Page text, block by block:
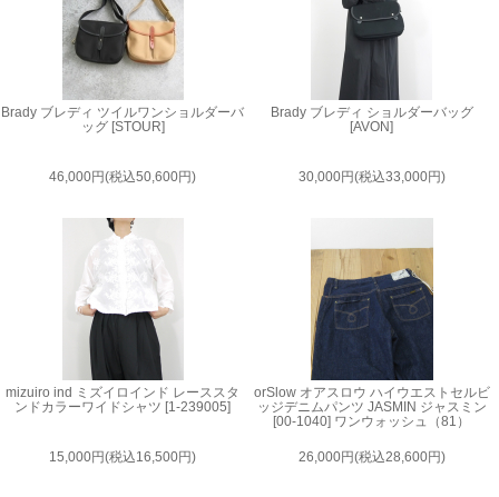
Brady ブレディ ツイルワンショルダーバ
ッグ [STOUR]
46,000円(税込50,600円)
Brady ブレディ ショルダーバッグ
[AVON]
30,000円(税込33,000円)
mizuiro ind ミズイロインド レーススタ
ンドカラーワイドシャツ [1-239005]
15,000円(税込16,500円)
orSlow オアスロウ ハイウエストセルビ
ッジデニムパンツ JASMIN ジャスミン
[00-1040] ワンウォッシュ（81）
26,000円(税込28,600円)